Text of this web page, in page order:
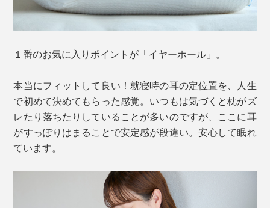
１番のお気に入りポイントが「イヤーホール」。
本当にフィットして良い！就寝時の耳の定位置を、人生
で初めて決めてもらった感覚。いつもは気づくと枕がズ
レたり落ちたりしていることが多いのですが、ここに耳
がすっぽりはまることで安定感が段違い。安心して眠れ
ています。